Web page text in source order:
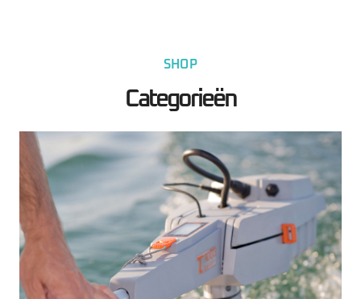
SHOP
Categorieën